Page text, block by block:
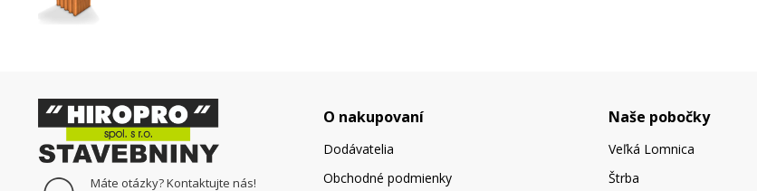
Máte otázky? Kontaktujte nás!
O nakupovaní
Dodávatelia
Obchodné podmienky
Naše pobočky
Veľká Lomnica
Štrba